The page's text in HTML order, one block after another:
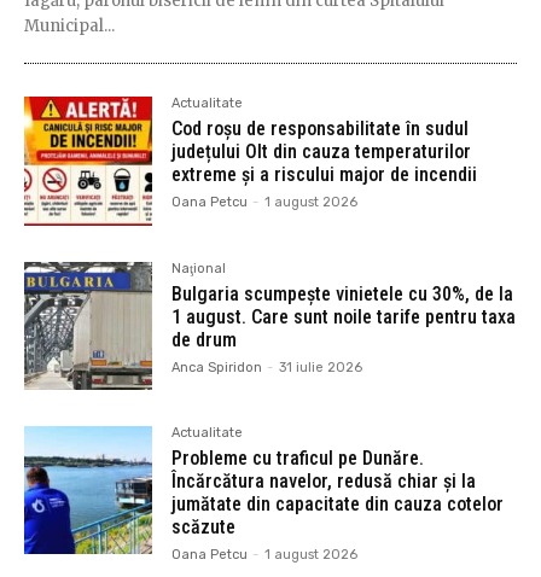
Municipal...
Actualitate
Cod roșu de responsabilitate în sudul
județului Olt din cauza temperaturilor
extreme și a riscului major de incendii
Oana Petcu - 1 august 2026
Naţional
Bulgaria scumpește vinietele cu 30%, de la
1 august. Care sunt noile tarife pentru taxa
de drum
Anca Spiridon - 31 iulie 2026
Actualitate
Probleme cu traficul pe Dunăre.
Încărcătura navelor, redusă chiar și la
jumătate din capacitate din cauza cotelor
scăzute
Oana Petcu - 1 august 2026